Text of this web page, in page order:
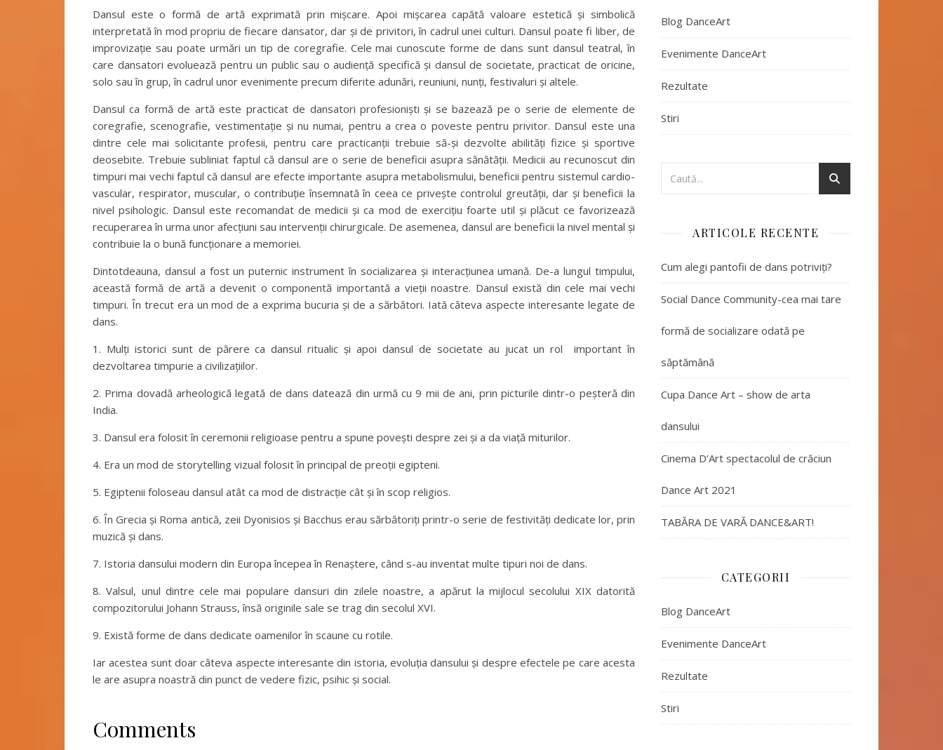
Dansul este o formă de artă exprimată prin mișcare. Apoi mișcarea capătă valoare estetică și simbolică
interpretată în mod propriu de fiecare dansator, dar și de privitori, în cadrul unei culturi. Dansul poate fi liber, de
improvizație sau poate urmări un tip de coregrafie. Cele mai cunoscute forme de dans sunt dansul teatral, în
care dansatori evoluează pentru un public sau o audiență specifică și dansul de societate, practicat de oricine,
solo sau în grup, în cadrul unor evenimente precum diferite adunări, reuniuni, nunți, festivaluri și altele.
Dansul ca formă de artă este practicat de dansatori profesioniști și se bazează pe o serie de elemente de
coregrafie, scenografie, vestimentație și nu numai, pentru a crea o poveste pentru privitor. Dansul este una
dintre cele mai solicitante profesii, pentru care practicanții trebuie să-și dezvolte abilități fizice și sportive
deosebite. Trebuie subliniat faptul că dansul are o serie de beneficii asupra sănătății. Medicii au recunoscut din
timpuri mai vechi faptul că dansul are efecte importante asupra metabolismului, beneficii pentru sistemul cardio-
vascular, respirator, muscular, o contribuție însemnată în ceea ce privește controlul greutății, dar și beneficii la
nivel psihologic. Dansul este recomandat de medicii și ca mod de exercițiu foarte util și plăcut ce favorizează
recuperarea în urma unor afecțiuni sau intervenții chirurgicale. De asemenea, dansul are beneficii la nivel mental și
contribuie la o bună funcționare a memoriei.
Dintotdeauna, dansul a fost un puternic instrument în socializarea și interacțiunea umană. De-a lungul timpului,
această formă de artă a devenit o componentă importantă a vieții noastre. Dansul există din cele mai vechi
timpuri. În trecut era un mod de a exprima bucuria și de a sărbători. Iată câteva aspecte interesante legate de
dans.
1. Mulți istorici sunt de părere ca dansul ritualic și apoi dansul de societate au jucat un rol important în
dezvoltarea timpurie a civilizațiilor.
2. Prima dovadă arheologică legată de dans datează din urmă cu 9 mii de ani, prin picturile dintr-o peșteră din
India.
3. Dansul era folosit în ceremonii religioase pentru a spune povești despre zei și a da viață miturilor.
4. Era un mod de storytelling vizual folosit în principal de preoții egipteni.
5. Egiptenii foloseau dansul atât ca mod de distracție cât și în scop religios.
6. În Grecia și Roma antică, zeii Dyonisios și Bacchus erau sărbătoriți printr-o serie de festivități dedicate lor, prin
muzică și dans.
7. Istoria dansului modern din Europa începea în Renaștere, când s-au inventat multe tipuri noi de dans.
8. Valsul, unul dintre cele mai populare dansuri din zilele noastre, a apărut la mijlocul secolului XIX datorită
compozitorului Johann Strauss, însă originile sale se trag din secolul XVI.
9. Există forme de dans dedicate oamenilor în scaune cu rotile.
Iar acestea sunt doar câteva aspecte interesante din istoria, evoluția dansului și despre efectele pe care acesta
le are asupra noastră din punct de vedere fizic, psihic și social.
Comments
Blog DanceArt
Evenimente DanceArt
Rezultate
Stiri
ARTICOLE RECENTE
Cum alegi pantofii de dans potriviți?
Social Dance Community-cea mai tare
formă de socializare odată pe
săptămână
Cupa Dance Art – show de arta
dansului
Cinema D’Art spectacolul de crăciun
Dance Art 2021
TABĂRA DE VARĂ DANCE&ART!
CATEGORII
Blog DanceArt
Evenimente DanceArt
Rezultate
Stiri